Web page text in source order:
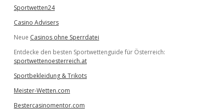
Sportwetten24
Casino Advisers
Neue Casinos ohne Sperrdatei
Entdecke den besten Sportwettenguide für Österreich:
sportwettenoesterreich.at
Sportbekleidung & Trikots
Meister-Wetten.com
Bestercasinomentor.com